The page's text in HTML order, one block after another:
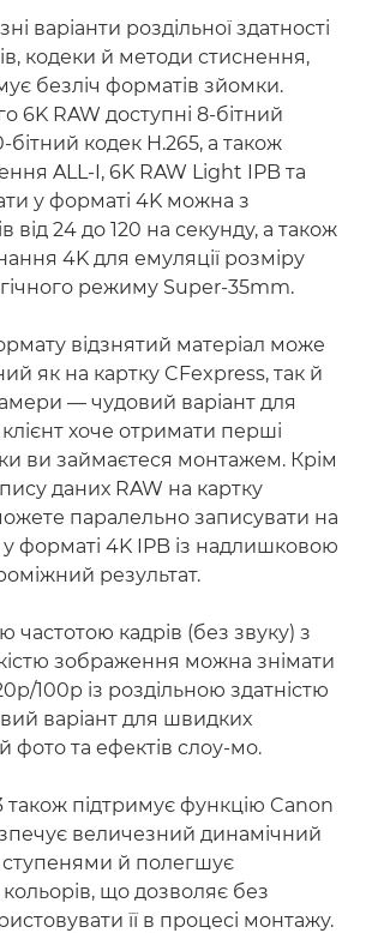
варіанти роздільної здатності
кодеки й методи стиснення,
безліч форматів зйомки.
6K RAW доступні 8-бітний
бітний кодек H.265, а також
ALL-I, 6K RAW Light IPB та
у форматі 4K можна з
від 24 до 120 на секунду, а також
4K для емуляції розміру
режиму Super-35mm.
відзнятий матеріал може
як на картку CFexpress, так й
— чудовий варіант для
хоче отримати перші
ви займаєтеся монтажем. Крім
даних RAW на картку
паралельно записувати на
у форматі 4K IPB із надлишковою
результат.
частотою кадрів (без звуку) з
зображення можна знімати
100p із роздільною здатністю
варіант для швидких
фото та ефектів слоу-мо.
також підтримує функцію Canon
величезний динамічний
ступенями й полегшує
що дозволяє без
її в процесі монтажу.